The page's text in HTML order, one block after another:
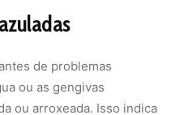
em regular a
sua anatomia. Se o cão
intensa, salivação
quentes, é sinal de